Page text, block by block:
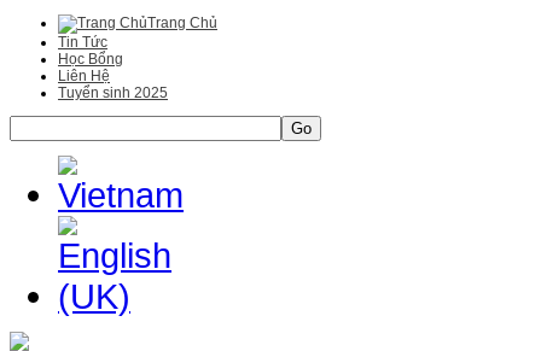
Trang Chủ
Tin Tức
Học Bổng
Liên Hệ
Tuyển sinh 2025
Go